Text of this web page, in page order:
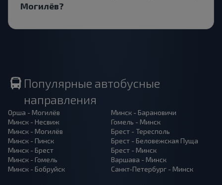
Могилёв?
Популярные автобусные
направления
Орша - Могилёв
Минск - Несвиж
Минск - Могилёв
Минск - Пинск
Минск - Брест
Минск - Гомель
Минск - Бобруйск
Минск - Барановичи
Гомель - Минск
Брест - Тересполь
Брест - Беловежская Пуща
Брест - Минск
Варшава - Минск
Санкт-Петербург - Минск